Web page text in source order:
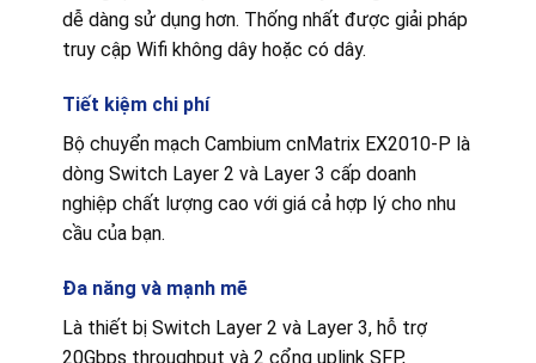
dễ dàng sử dụng hơn. Thống nhất được giải pháp
truy cập Wifi không dây hoặc có dây.
Tiết kiệm chi phí
Bộ chuyển mạch Cambium cnMatrix EX2010-P là
dòng Switch Layer 2 và Layer 3 cấp doanh
nghiệp chất lượng cao với giá cả hợp lý cho nhu
cầu của bạn.
Đa năng và mạnh mẽ
Là thiết bị Switch Layer 2 và Layer 3, hỗ trợ
20Gbps throughput và 2 cổng uplink SFP,